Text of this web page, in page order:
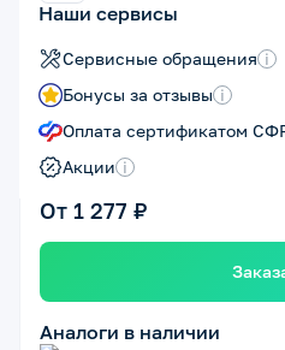
Наши сервисы
Сервисные обращения i
Бонусы за отзывы i
Оплата сертификатом
Акции i
От 1 277 ₽
Аналоги в наличии